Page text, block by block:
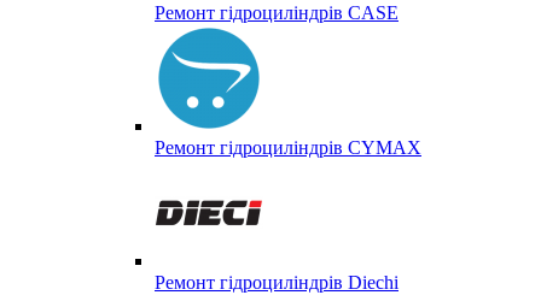
Ремонт гідроциліндрів CASE
Ремонт гідроциліндрів CYMAX
Ремонт гідроциліндрів Diechi